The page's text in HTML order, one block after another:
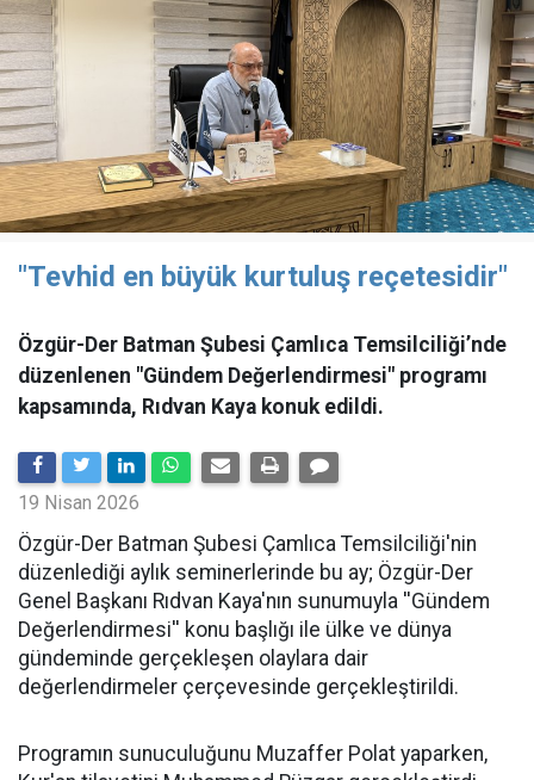
"Tevhid en büyük kurtuluş reçetesidir"
Özgür-Der Batman Şubesi Çamlıca Temsilciliği’nde
düzenlenen "Gündem Değerlendirmesi" programı
kapsamında, Rıdvan Kaya konuk edildi.
19 Nisan 2026
​Özgür-Der Batman Şubesi Çamlıca Temsilciliği'nin
düzenlediği aylık seminerlerinde bu ay; Özgür-Der
Genel Başkanı Rıdvan Kaya'nın sunumuyla ''Gündem
Değerlendirmesi'' konu başlığı ile ülke ve dünya
gündeminde gerçekleşen olaylara dair
değerlendirmeler çerçevesinde gerçekleştirildi.
Programın sunuculuğunu Muzaffer Polat yaparken,